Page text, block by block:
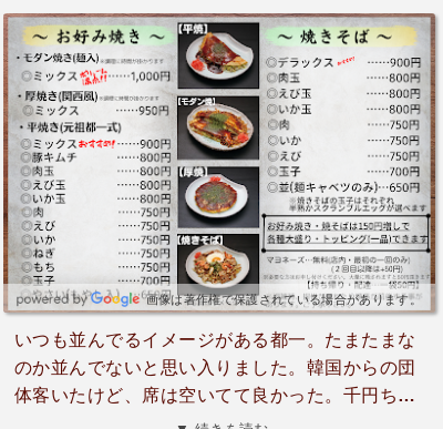
画像は著作権で保護されている場合があります。
いつも並んでるイメージがある都一。たまたまな
のか並んでないと思い入りました。韓国からの団
体客いたけど、席は空いてて良かった。千円ちょ
っとでお好み焼き、おでん、ビールがついてくる